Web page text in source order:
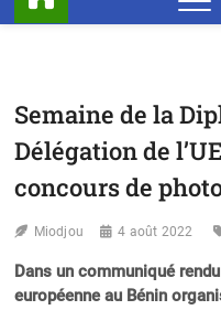
Semaine de la
Délégation de
concours de
Miodjou 4 août 2022
Dans un communiqué
européenne au Bénin